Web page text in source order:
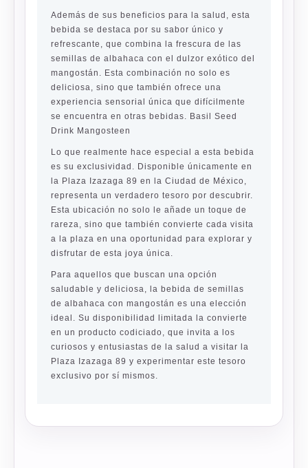
Además de sus beneficios para la salud, esta
bebida se destaca por su sabor único y
refrescante, que combina la frescura de las
semillas de albahaca con el dulzor exótico del
mangostán. Esta combinación no solo es
deliciosa, sino que también ofrece una
experiencia sensorial única que difícilmente
se encuentra en otras bebidas. Basil Seed
Drink Mangosteen
Lo que realmente hace especial a esta bebida
es su exclusividad. Disponible únicamente en
la Plaza Izazaga 89 en la Ciudad de México,
representa un verdadero tesoro por descubrir.
Esta ubicación no solo le añade un toque de
rareza, sino que también convierte cada visita
a la plaza en una oportunidad para explorar y
disfrutar de esta joya única.
Para aquellos que buscan una opción
saludable y deliciosa, la bebida de semillas
de albahaca con mangostán es una elección
ideal. Su disponibilidad limitada la convierte
en un producto codiciado, que invita a los
curiosos y entusiastas de la salud a visitar la
Plaza Izazaga 89 y experimentar este tesoro
exclusivo por sí mismos.